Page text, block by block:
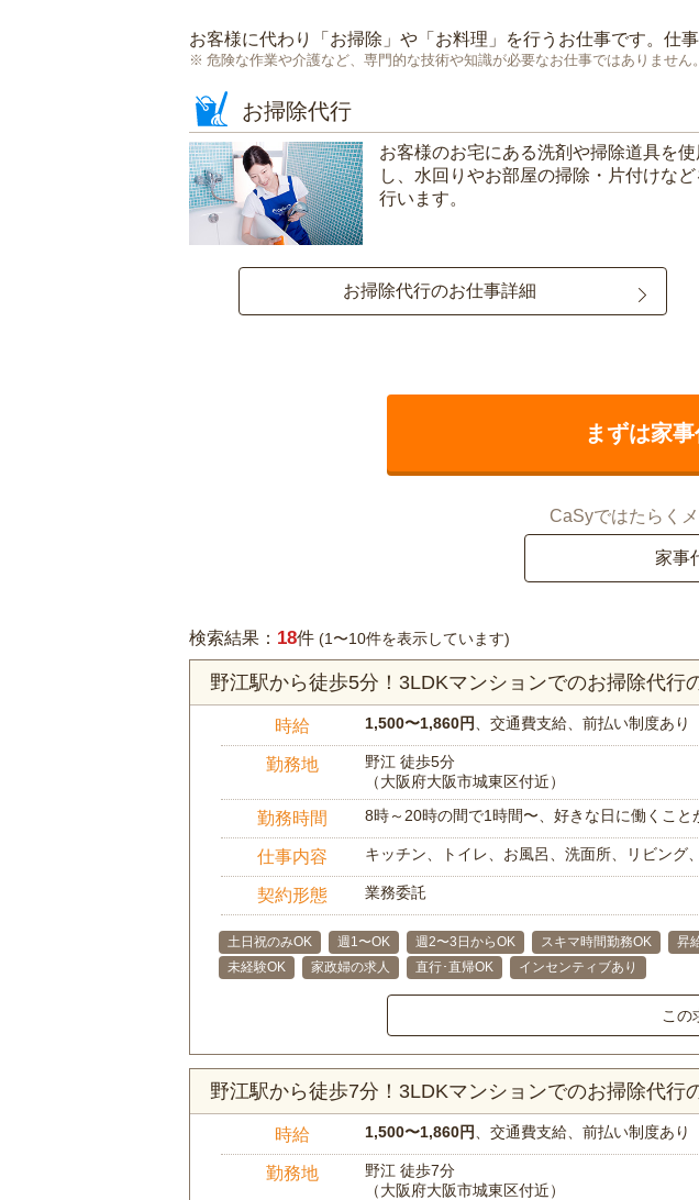
お客様に代わり「 お掃除 」や「 お料理 」を行うお仕事です。仕
危険な作業や介護など、専門的な技術や知識が必要なお仕事ではありません。
お掃除代行
お客様のお宅にある洗剤や掃除道具を使
し、水回りやお部屋の掃除・片付けなど
行います。
お掃除代行のお仕事詳細
まずは家
CaSyではたらく
家事
検索結果： 18件 (1〜10件を表示しています)
野江駅から徒歩5分！3LDKマンションでのお掃除代行
時給 1,500〜1,860円 、交通費支給、前払い制度あり
勤務地
野江 徒歩5分
（大阪府大阪市城東区付近）
勤務時間 8時～20時の間で1時間〜、好きな日に働くこ
仕事内容 キッチン、トイレ、お風呂、洗面所、リビング
契約形態 業務委託
土日祝のみOK 週1〜OK 週2〜3日からOK スキマ時間勤務OK 昇
未経験OK
家政婦の求人 直行･直帰OK インセンティブあり
この
野江駅から徒歩7分！3LDKマンションでのお掃除代行
時給 1,500〜1,860円 、交通費支給、前払い制度あり
勤務地
野江 徒歩7分
（大阪府大阪市城東区付近）